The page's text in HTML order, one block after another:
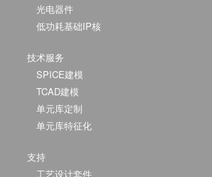
光电器件
低功耗基础IP核
技术服务
SPICE建模
TCAD建模
单元库定制
单元库特征化
支持
工艺设计套件